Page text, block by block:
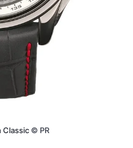
Classic © PR